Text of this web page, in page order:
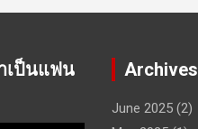
เป็นแฟน
Archives
June 2025(2)